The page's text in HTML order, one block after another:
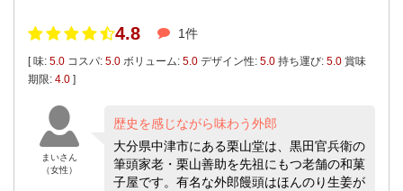
4.8 1件
[ 味: 5.0 コスパ: 5.0 ボリューム: 5.0 デザイン性: 5.0 持ち運び: 5.0 賞味
期限: 4.0 ]
まいさん
（女性）
歴史を感じながら味わう外郎
大分県中津市にある栗山堂は、黒田官兵衛の
筆頭家老・栗山善助を先祖にもつ老舗の和菓
子屋です。有名な外郎饅頭はほんのり生姜が